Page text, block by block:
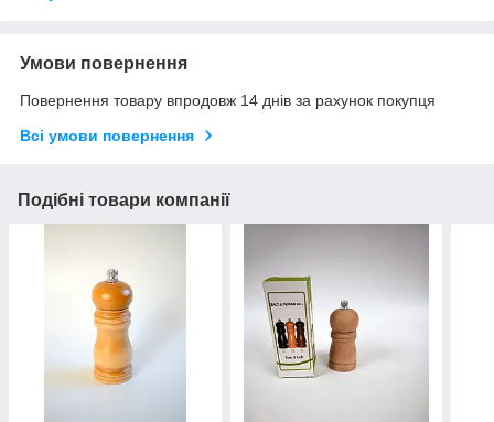
Умови повернення
Повернення товару впродовж 14 днів за рахунок покупця
Всі умови повернення
Подібні товари компанії